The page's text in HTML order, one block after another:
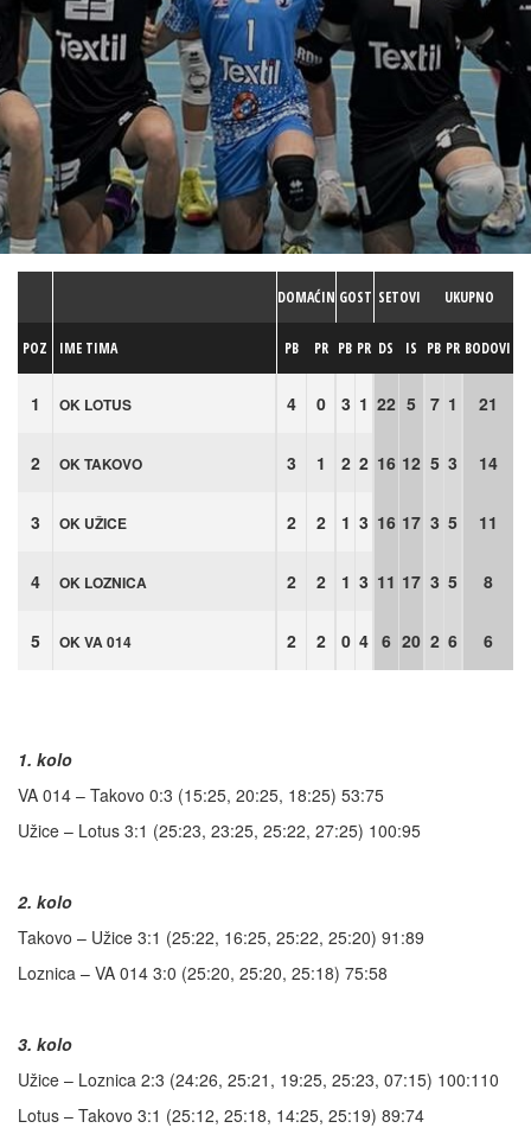
DOMAĆIN GOST SETOVI UKUPNO
POZ IME TIMA PB PR PB PR DS IS PB PR BODOVI
1 OK LOTUS 4 0 3 1 22 5 7 1 21
2 OK TAKOVO 3 1 2 2 16 12 5 3 14
3 OK UŽICE 2 2 1 3 16 17 3 5 11
4 OK LOZNICA 2 2 1 3 11 17 3 5 8
5 OK VA 014 2 2 0 4 6 20 2 6 6
1. kolo
VA 014 – Takovo 0:3 (15:25, 20:25, 18:25) 53:75
Užice – Lotus 3:1 (25:23, 23:25, 25:22, 27:25) 100:95
2. kolo
Takovo – Užice 3:1 (25:22, 16:25, 25:22, 25:20) 91:89
Loznica – VA 014 3:0 (25:20, 25:20, 25:18) 75:58
3. kolo
Užice – Loznica 2:3 (24:26, 25:21, 19:25, 25:23, 07:15) 100:110
Lotus – Takovo 3:1 (25:12, 25:18, 14:25, 25:19) 89:74